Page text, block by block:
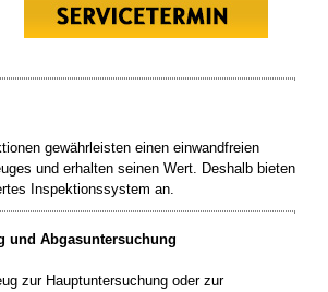
gewährleisten einen einwandfreien
und erhalten seinen Wert. Deshalb bieten
Inspektionssystem an.
und Abgasuntersuchung
zur Hauptuntersuchung oder zur